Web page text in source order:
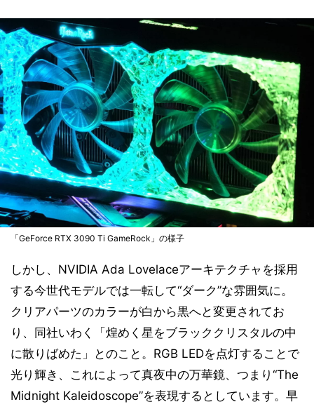
「GeForce RTX 3090 Ti GameRock」の様子
しかし、NVIDIA Ada Lovelaceアーキテクチャを採用
する今世代モデルでは一転して“ダーク”な雰囲気に。
クリアパーツのカラーが白から黒へと変更されてお
り、同社いわく「煌めく星をブラッククリスタルの中
に散りばめた」とのこと。RGB LEDを点灯することで
光り輝き、これによって真夜中の万華鏡、つまり“The
Midnight Kaleidoscope”を表現するとしています。早